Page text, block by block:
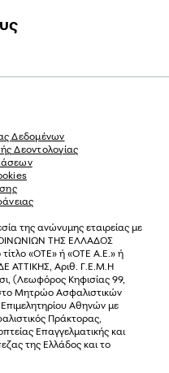
Δεδομένων
Δεοντολογίας
της ανώνυµης εταιρείας µε
ΤΗΣ ΕΛΛΑΔΟΣ
«OTE» ή «ΟΤΕ Α.Ε.» ή
ΑΤΤΙΚΗΣ, Αριθ. Γ.Ε.Μ.Η
(Λεωφόρος Κηφισίας 99,
Μητρώο Ασφαλιστικών
Αθηνών µε
Πράκτορας,
Επαγγελματικής και
της Ελλάδος και το